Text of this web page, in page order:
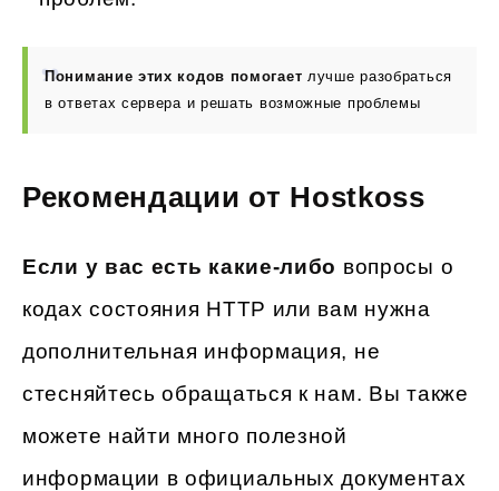
Понимание этих кодов помогает лучше разобраться
в ответах сервера и решать возможные проблемы
Рекомендации от Hostkoss
Если у вас есть какие-либо вопросы о
кодах состояния HTTP или вам нужна
дополнительная информация, не
стесняйтесь обращаться к нам. Вы также
можете найти много полезной
информации в официальных документах